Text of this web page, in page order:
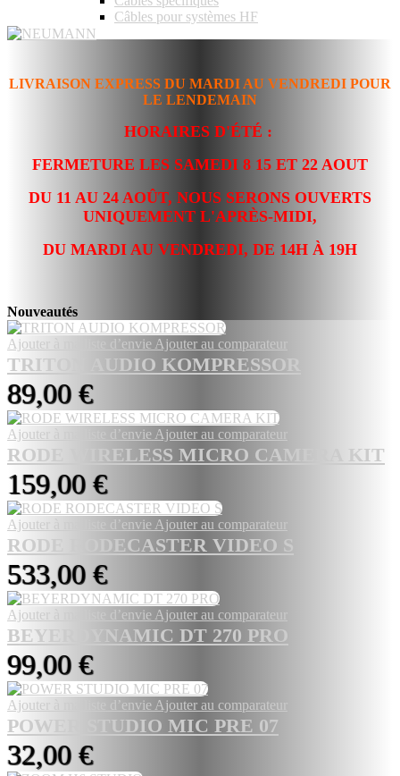
Câbles pour systèmes HF
LIVRAISON EXPRESS DU MARDI AU VENDREDI POUR
LE LENDEMAIN
HORAIRES D'ÉTÉ :
FERMETURE LES SAMEDI 8 15 ET 22 AOUT
DU 11 AU 24 AOÛT, NOUS SERONS OUVERTS
UNIQUEMENT L'APRÈS-MIDI,
DU MARDI AU VENDREDI, DE 14H À 19H
Nouveautés
Ajouter à ma liste d’envie Ajouter au comparateur
TRITON AUDIO KOMPRESSOR
89,00 €
Ajouter à ma liste d’envie Ajouter au comparateur
RODE WIRELESS MICRO CAMERA KIT
159,00 €
Ajouter à ma liste d’envie Ajouter au comparateur
RODE RODECASTER VIDEO S
533,00 €
Ajouter à ma liste d’envie Ajouter au comparateur
BEYERDYNAMIC DT 270 PRO
99,00 €
Ajouter à ma liste d’envie Ajouter au comparateur
POWER STUDIO MIC PRE 07
32,00 €